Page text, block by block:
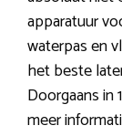
apparatuur
waterpas en
het beste
Doorgaans in
meer